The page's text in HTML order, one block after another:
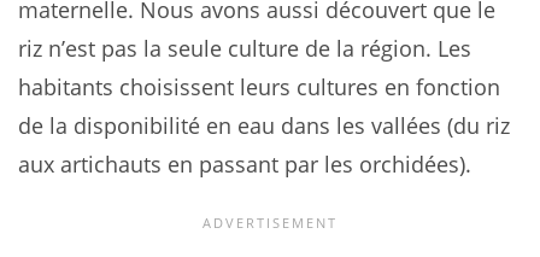
maternelle. Nous avons aussi découvert que le
riz n’est pas la seule culture de la région. Les
habitants choisissent leurs cultures en fonction
de la disponibilité en eau dans les vallées (du riz
aux artichauts en passant par les orchidées).